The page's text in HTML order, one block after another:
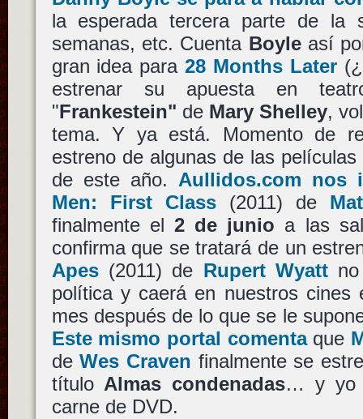
la esperada tercera parte de la
semanas, etc. Cuenta Boyleasí
gran idea para28 Months Later
estrenar su apuesta en
"Frankestein" de Mary Shelley,
tema. Y ya está. Momento de
estreno de algunas de las
de este año. Aullidos.com nos
Men: First Class(2011) de
finalmente el 2 de junio a las
confirma que se tratará de un
Apes(2011) de Rupert Wyattno
política y caerá en nuestros
mes después de lo que se le
Este mismo portal comentaque
deWes Craven finalmente se
título Almas condenadas… y yo
carne de DVD.